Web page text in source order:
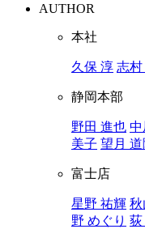
AUTHOR
本社
久保 淳 志村
静岡本部
野田 進也 中
美子 望月 道
富士店
星野 祐輝 秋
野 めぐり 荻